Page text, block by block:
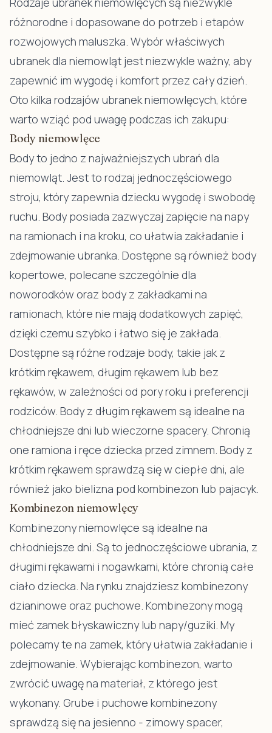
różnorodne i dopasowane do potrzeb i etapów
rozwojowych maluszka. Wybór właściwych
ubranek dla niemowląt jest niezwykle ważny, aby
zapewnić im wygodę i komfort przez cały dzień.
Oto kilka rodzajów ubranek niemowlęcych, które
warto wziąć pod uwagę podczas ich zakupu:
Body niemowlęce
Body to jedno z najważniejszych ubrań dla
niemowląt. Jest to rodzaj jednoczęściowego
stroju, który zapewnia dziecku wygodę i swobodę
ruchu. Body posiada zazwyczaj zapięcie na napy
na ramionach i na kroku, co ułatwia zakładanie i
zdejmowanie ubranka. Dostępne są również body
kopertowe, polecane szczególnie dla
noworodków oraz body z zakładkami na
ramionach, które nie mają dodatkowych zapięć,
dzięki czemu szybko i łatwo się je zakłada.
Dostępne są różne rodzaje body, takie jak z
krótkim rękawem, długim rękawem lub bez
rękawów, w zależności od pory roku i preferencji
rodziców. Body z długim rękawem są idealne na
chłodniejsze dni lub wieczorne spacery. Chronią
one ramiona i ręce dziecka przed zimnem. Body z
krótkim rękawem sprawdzą się w ciepłe dni, ale
również jako bielizna pod kombinezon lub pajacyk.
Kombinezon niemowlęcy
Kombinezony niemowlęce są idealne na
chłodniejsze dni. Są to jednoczęściowe ubrania, z
długimi rękawami i nogawkami, które chronią całe
ciało dziecka. Na rynku znajdziesz kombinezony
dzianinowe oraz puchowe. Kombinezony mogą
mieć zamek błyskawiczny lub napy/guziki. My
polecamy te na zamek, który ułatwia zakładanie i
zdejmowanie. Wybierając kombinezon, warto
zwrócić uwagę na materiał, z którego jest
wykonany. Grube i puchowe kombinezony
sprawdzą się na jesienno - zimowy spacer,